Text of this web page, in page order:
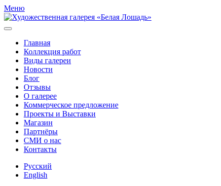
Меню
Главная
Коллекция работ
Виды галереи
Новости
Блог
Отзывы
О галерее
Коммерческое предложение
Проекты и Выставки
Магазин
Партнёры
СМИ о нас
Контакты
Русский
English